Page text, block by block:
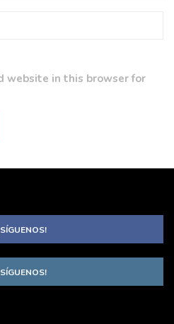
website in this browser for